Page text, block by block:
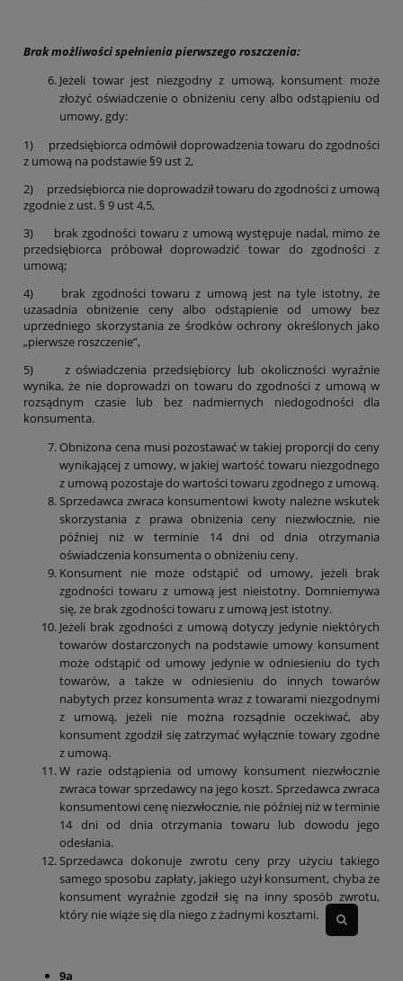
Brak możliwości spełnienia pierwszego roszczenia:
Jeżeli towar jest niezgodny z umową, konsument może
złożyć oświadczenie o obniżeniu ceny albo odstąpieniu od
umowy, gdy:
1) przedsiębiorca odmówił doprowadzenia towaru do zgodności
z umową na podstawie §9 ust 2,
2) przedsiębiorca nie doprowadził towaru do zgodności z umową
zgodnie z ust. § 9 ust 4,5,
3) brak zgodności towaru z umową występuje nadal, mimo że
przedsiębiorca próbował doprowadzić towar do zgodności z
umową;
4) brak zgodności towaru z umową jest na tyle istotny, że
uzasadnia obniżenie ceny albo odstąpienie od umowy bez
uprzedniego skorzystania ze środków ochrony określonych jako
„pierwsze roszczenie”,
5) z oświadczenia przedsiębiorcy lub okoliczności wyraźnie
wynika, że nie doprowadzi on towaru do zgodności z umową w
rozsądnym czasie lub bez nadmiernych niedogodności dla
konsumenta.
Obniżona cena musi pozostawać w takiej proporcji do ceny
wynikającej z umowy, w jakiej wartość towaru niezgodnego
z umową pozostaje do wartości towaru zgodnego z umową.
Sprzedawca zwraca konsumentowi kwoty należne wskutek
skorzystania z prawa obniżenia ceny niezwłocznie, nie
później niż w terminie 14 dni od dnia otrzymania
oświadczenia konsumenta o obniżeniu ceny.
Konsument nie może odstąpić od umowy, jeżeli brak
zgodności towaru z umową jest nieistotny. Domniemywa
się, że brak zgodności towaru z umową jest istotny.
Jeżeli brak zgodności z umową dotyczy jedynie niektórych
towarów dostarczonych na podstawie umowy konsument
może odstąpić od umowy jedynie w odniesieniu do tych
towarów, a także w odniesieniu do innych towarów
nabytych przez konsumenta wraz z towarami niezgodnymi
z umową, jeżeli nie można rozsądnie oczekiwać, aby
konsument zgodził się zatrzymać wyłącznie towary zgodne
z umową.
W razie odstąpienia od umowy konsument niezwłocznie
zwraca towar sprzedawcy na jego koszt. Sprzedawca zwraca
konsumentowi cenę niezwłocznie, nie później niż w terminie
14 dni od dnia otrzymania towaru lub dowodu jego
odesłania.
Sprzedawca dokonuje zwrotu ceny przy użyciu takiego
samego sposobu zapłaty, jakiego użył konsument, chyba że
konsument wyraźnie zgodził się na inny sposób zwrotu,
który nie wiąże się dla niego z żadnymi kosztami.
9a